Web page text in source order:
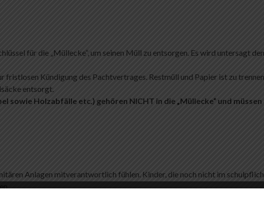
für die „Müllecke“, um seinen Müll zu entsorgen. Es wird untersagt
Kündigung des Pachtvertrages. Restmüll und Papier ist zu
entsorgt.
sowie Holzabfälle etc.) gehören NICHT in die „Müllecke“ und
Anlagen mitverantwortlich fühlen. Kinder, die noch nicht im